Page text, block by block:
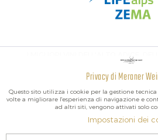
I MIGLIORI VINI DELL'ALTO ADIGE,
Privacy di Meraner
Questo sito utilizza i cookie per la gestione
volte a migliorare l'esperienza di navigazione e
ad altri siti, vengono attivati solo
Impostazioni dei